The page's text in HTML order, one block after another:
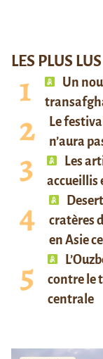
LES PLUS LUS
Un
Le
n’aura
Les
accueillis
cratères
en Asie
contre le
centrale